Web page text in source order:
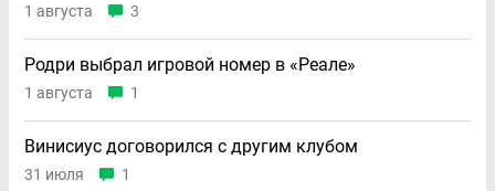
1 августа 3
Родри выбрал игровой номер в «Реале»
1 августа 1
Винисиус договорился с другим клубом
31 июля 1